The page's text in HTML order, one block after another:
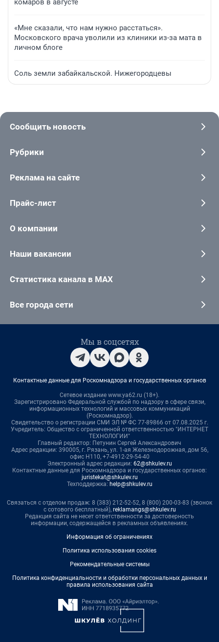
комаров в августе
«Мне сказали, что нам нужно расстаться».
Московского врача уволили из клиники из-за мата в
личном блоге
Соль земли забайкальской. Нижегородцевы
Сообщить новость
Рубрики
Реклама на сайте
Прайс-лист
О компании
Наши вакансии
Статистика канала в MAX
Все города сети
Мы в соцсетях
Контактные данные для Роскомнадзора и государственных органов
Сетевое издание www.ya62.ru (18+).
Зарегистрировано Федеральной службой по надзору в сфере связи,
информационных технологий и массовых коммуникаций
(Роскомнадзор).
Свидетельство о регистрации СМИ ЭЛ № ФС 77-89866 от 07.08.2025 г.
Учредитель: Общество с ограниченной ответственностью "ИНТЕРНЕТ
ТЕХНОЛОГИИ"
Главный редактор: Петунин Сергей Александрович
Адрес редакции: 390005, г. Рязань, ул. 1-ая Железнодорожная, дом 56,
офис Н110, +7-4912-29-54-40
Электронный адрес редакции: 62@shkulev.ru
Контактные данные для Роскомнадзора и государственных органов:
juristekat@shkulev.ru
Техподдержка: help@shkulev.ru
Связаться с отделом продаж: 8 (383) 212-52-52, 8 (800) 200-03-83 (звонок
с сотового бесплатный), reklamangs@shkulev.ru
Редакция сайта не несет ответственности за достоверность
информации, содержащейся в рекламных объявлениях.
Информация об ограничениях
Политика использования cookies
Рекомендательные системы
Политика конфиденциальности и обработки персональных данных и
правила использования сайта